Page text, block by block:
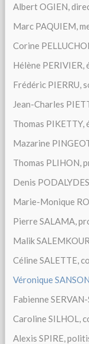
Albert OGIEN,
Marc PAQUIEM,
Corine
Hélène PERIVIER,
Frédéric PIERRU,
Jean-Charles
Thomas PIKETTY,
Mazarine
Thomas PLIHON,
Denis
Marie-Monique
Pierre SALAMA,
Malik
Céline SALETTE,
Véronique SANSON
Fabienne
Caroline SILHOL,
Alexis SPIRE,